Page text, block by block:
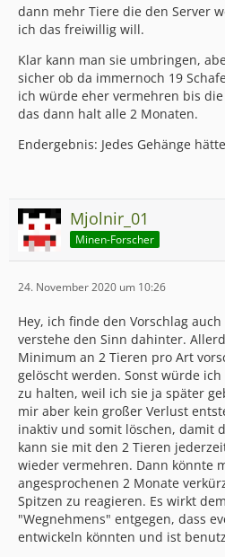
dann mehr Tiere die den Server
ich das freiwillig will.
Klar kann man sie umbringen,
sicher ob da immernoch 19
ich würde eher vermehren bis
das dann halt alle 2 Monaten.
Endergebnis: Jedes Gehänge
Mjolnir_01
Minen-Forscher
24. November 2020 um 10:26
Hey, ich finde den Vorschlag
verstehe den Sinn dahinter.
Minimum an 2 Tieren pro Art
gelöscht werden. Sonst würde
zu halten, weil ich sie ja später
mir aber kein großer Verlust
inaktiv und somit löschen, damit
kann sie mit den 2 Tieren
wieder vermehren. Dann könnte
angesprochenen 2 Monate
Spitzen zu reagieren. Es wirkt
"Wegnehmens" entgegen, dass
entwickeln könnten und ist